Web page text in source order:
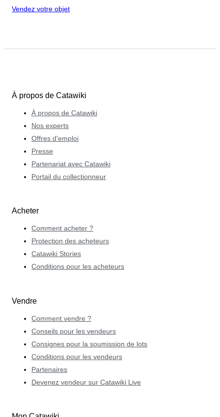
Vendez votre objet
À propos de Catawiki
À propos de Catawiki
Nos experts
Offres d'emploi
Presse
Partenariat avec Catawiki
Portail du collectionneur
Acheter
Comment acheter ?
Protection des acheteurs
Catawiki Stories
Conditions pour les acheteurs
Vendre
Comment vendre ?
Conseils pour les vendeurs
Consignes pour la soumission de lots
Conditions pour les vendeurs
Partenaires
Devenez vendeur sur Catawiki Live